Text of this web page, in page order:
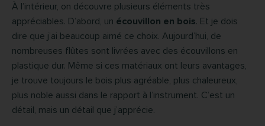
À l’intérieur, on découvre plusieurs éléments très
appréciables. D’abord, un écouvillon en bois. Et je dois
dire que j’ai beaucoup aimé ce choix. Aujourd’hui, de
nombreuses flûtes sont livrées avec des écouvillons en
plastique dur. Même si ces matériaux ont leurs avantages,
je trouve toujours le bois plus agréable, plus chaleureux,
plus noble aussi dans le rapport à l’instrument. C’est un
détail, mais un détail que j’apprécie.